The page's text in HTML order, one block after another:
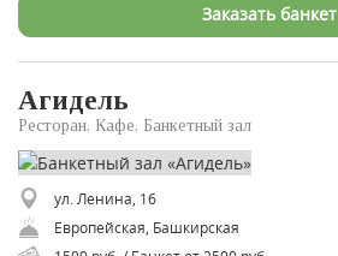
Заказать банкет
Агидель
Ресторан, Кафе, Банкетный зал
ул. Ленина, 16
Европейская, Башкирская